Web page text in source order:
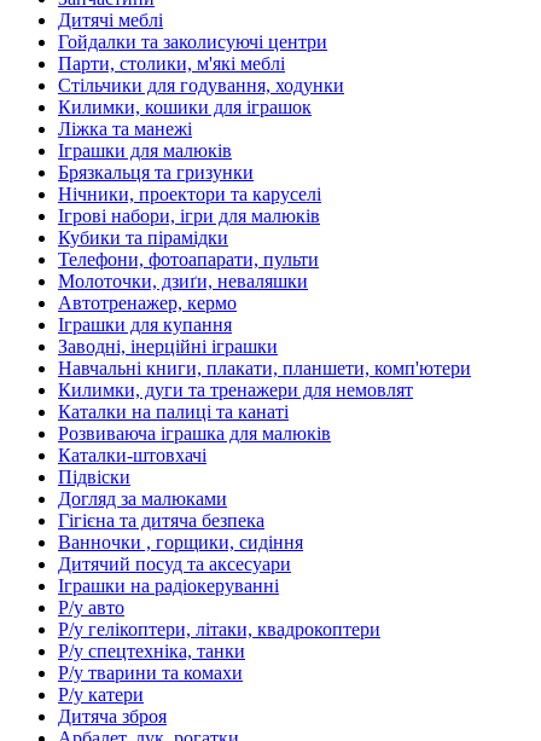
Дитячі меблі
Гойдалки та заколисуючі центри
Парти, столики, м'які меблі
Стільчики для годування, ходунки
Килимки, кошики для іграшок
Ліжка та манежі
Іграшки для малюків
Брязкальця та гризунки
Нічники, проектори та каруселі
Ігрові набори, ігри для малюків
Кубики та пірамідки
Телефони, фотоапарати, пульти
Молоточки, дзиґи, неваляшки
Автотренажер, кермо
Іграшки для купання
Заводні, інерційні іграшки
Навчальні книги, плакати, планшети, комп'ютери
Килимки, дуги та тренажери для немовлят
Каталки на палиці та канаті
Розвиваюча іграшка для малюків
Каталки-штовхачі
Підвіски
Догляд за малюками
Гігієна та дитяча безпека
Ванночки , горщики, сидіння
Дитячий посуд та аксесуари
Іграшки на радіокеруванні
Р/у авто
Р/у гелікоптери, літаки, квадрокоптери
Р/у спецтехніка, танки
Р/у тварини та комахи
Р/у катери
Дитяча зброя